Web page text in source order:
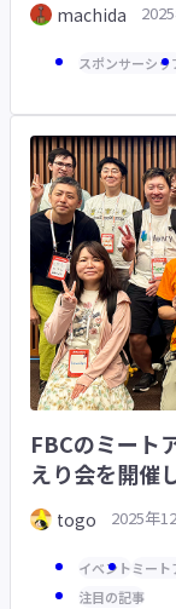
machida
スポンサーシッ
FBCのミート
えり会を開催
togo 2025年
イベントミート
注目の記事